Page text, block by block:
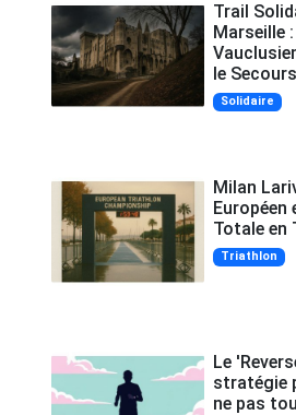
Trail
Marseille
le
Solidaire
Milan
Totale en
Triathlon
Le
stratégie
ne pas